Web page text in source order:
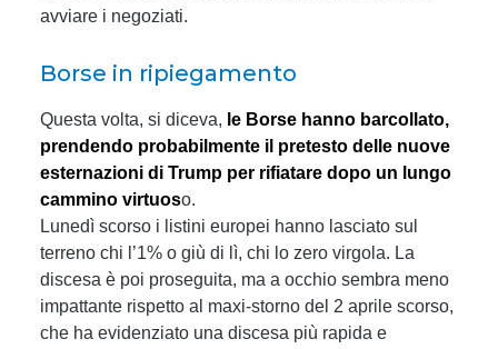
avviare i negoziati.
Borse in ripiegamento
Questa volta, si diceva, le Borse hanno barcollato,
prendendo probabilmente il pretesto delle nuove
esternazioni di Trump per rifiatare dopo un lungo
cammino virtuoso.
Lunedì scorso i listini europei hanno lasciato sul
terreno chi l’1% o giù di lì, chi lo zero virgola. La
discesa è poi proseguita, ma a occhio sembra meno
impattante rispetto al maxi-storno del 2 aprile scorso,
che ha evidenziato una discesa più rapida e